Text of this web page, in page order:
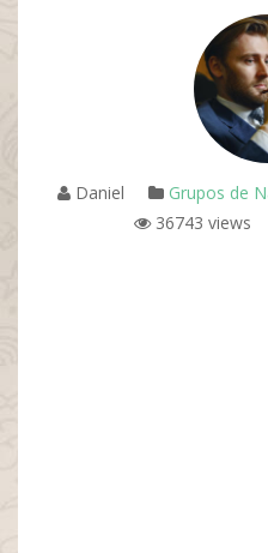
Daniel Grupos de
36743 views